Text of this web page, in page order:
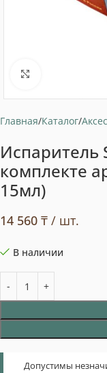
Главная Каталог
Испаритель
комплекте
15мл)
14 560 ₸ / шт.
В наличии
Допустимы